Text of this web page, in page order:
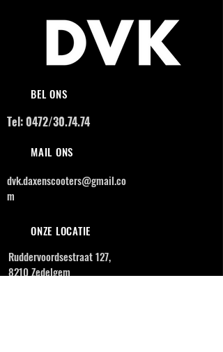
BEL ONS
Tel: 0472/30.74.74
MAIL ONS
dvk.daxenscooters@gmail.co
m
ONZE LOCATIE
Ruddervoordsestraat 127,
8210 Zedelgem